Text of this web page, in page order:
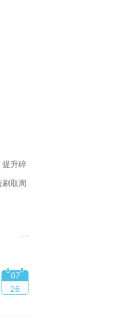
提升碎
刷取周
· · ·
顾新手开荒与后期冲榜，是兼顾...
07
26